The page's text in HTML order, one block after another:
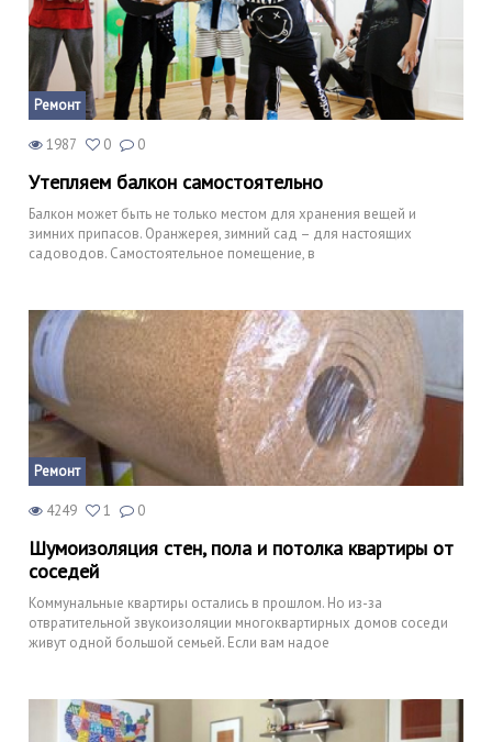
Ремонт
1987 0 0
Утепляем балкон самостоятельно
Балкон может быть не только местом для хранения вещей и
зимних припасов. Оранжерея, зимний сад – для настоящих
садоводов. Самостоятельное помещение, в
Ремонт
4249 1 0
Шумоизоляция стен, пола и потолка квартиры от
соседей
Коммунальные квартиры остались в прошлом. Но из-за
отвратительной звукоизоляции многоквартирных домов соседи
живут одной большой семьей. Если вам надое